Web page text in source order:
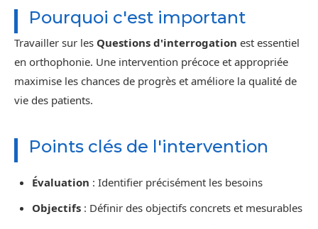
Pourquoi c'est important
Travailler sur les Questions d'interrogation est essentiel
en orthophonie. Une intervention précoce et appropriée
maximise les chances de progrès et améliore la qualité de
vie des patients.
Points clés de l'intervention
Évaluation : Identifier précisément les besoins
Objectifs : Définir des objectifs concrets et mesurables